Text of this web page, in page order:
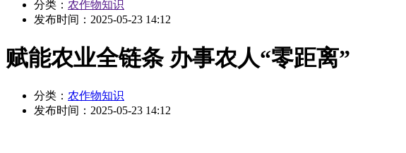
分类： 农作物知识
发布时间： 2025-05-23 14:12
赋能农业全链条 办事农人“零距离”
分类： 农作物知识
发布时间： 2025-05-23 14:12